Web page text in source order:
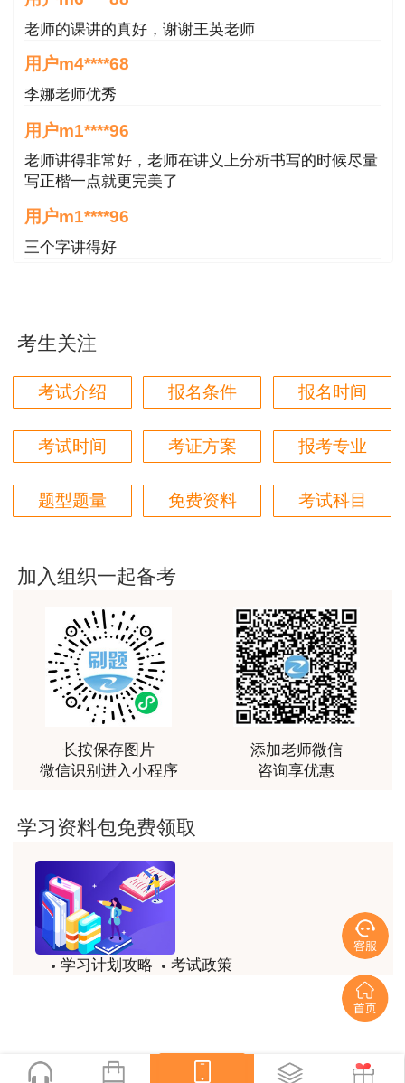
用户m4****68
用户m1****96
写正楷一点就更完美了
用户m1****96
用户85****06
平台历史购买的课程，老师讲的多非常好
用户m2****68
老师讲的很细致很认真，课件准备充分也非常有耐
力。
最棒的预习课
越听越觉得好
用户m2****66
越听越觉得好
非常非常非常非常棒！！!！
非常非常非常非常棒！！!！
用户xi****mo
土建计量这门课我听了门金瑞和孙琦两位老师的课
程，感觉各有千秋，正好取长补短助我通过了该门考
试，非常感谢两位老师的课程。
用户xi****mo
时间是我们通过的保证，没有什么比坚持更有价值，
听王英老师的土建案例课程就是通过一造考试的最强
用户xi****mo
考生关注
考试介绍 报名条件 报名时间
考试时间 考证方案 报考专业
题型题量 免费资料 考试科目
加入组织一起备考
长按保存图片
微信识别进入小程序
添加老师微信
咨询享优惠
学习资料包免费领取
学习计划攻略
考试政策